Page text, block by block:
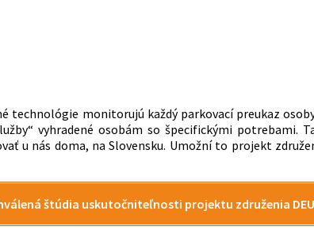
technológie monitorujú každý parkovací preukaz
vyhradené osobám so špecifickými potrebami.
u nás doma, na Slovensku. Umožní to projekt
štúdia uskutočniteľnosti projektu združenia